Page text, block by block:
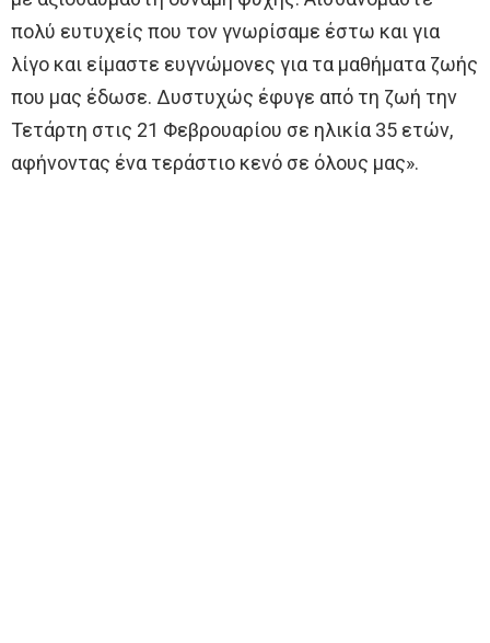
πολύ ευτυχείς που τον γνωρίσαμε έστω και για
λίγο και είμαστε ευγνώμονες για τα μαθήματα ζωής
που μας έδωσε. Δυστυχώς έφυγε από τη ζωή την
Τετάρτη στις 21 Φεβρουαρίου σε ηλικία 35 ετών,
αφήνοντας ένα τεράστιο κενό σε όλους μας».